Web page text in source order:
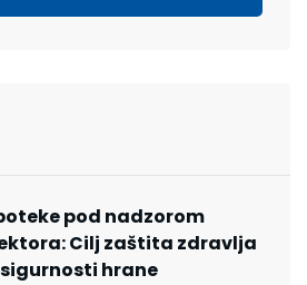
pod nadzorom
Cilj zaštita zdravlja
hrane